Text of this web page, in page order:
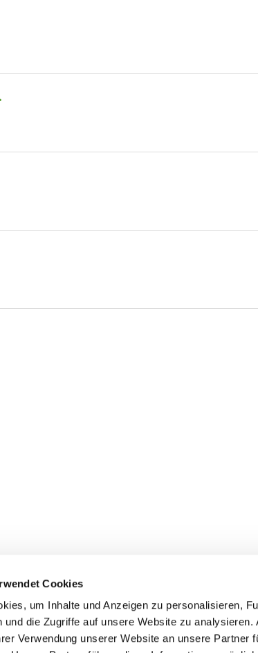
Cookies
um Inhalte und Anzeigen zu personalisieren,
und die Zugriffe auf unsere Website zu analysieren.
Verwendung unserer Website an unsere Partner
Club Events